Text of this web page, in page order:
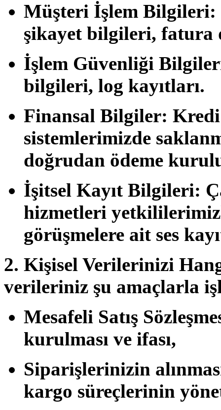
Müşteri İşlem Bilgileri:
şikayet bilgileri, fatura
İşlem Güvenliği
bilgileri, log kayıtları.
Finansal Bilgiler:
sistemlerimizde
doğrudan ödeme
İşitsel Kayıt Bilgileri:
hizmetleri
görüşmelere ait ses
2. Kişisel Verilerinizi
verileriniz şu amaçlarla
Mesafeli Satış
kurulması ve ifası,
Siparişlerinizin
kargo süreçlerinin